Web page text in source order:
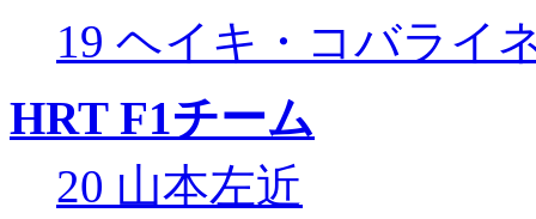
19 ヘイキ・コバライ
HRT F1チーム
20 山本左近